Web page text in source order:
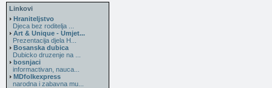
Linkovi
Hraniteljstvo
Djeca bez roditelja ...
Art & Unique - Umjet...
Prezentacija djela H...
Bosanska dubica
Dubicko druzenje na ...
bosnjaci
informactivan, nauca...
MDfolkexpress
narodna i zabavna mu...